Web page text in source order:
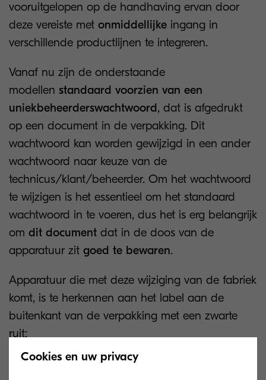
vooruitgelopen op de handhaving ervan door
deze vereiste met onmiddellijke ingang in
verschillende productlijnen te integreren.
Vanaf nu zijn de onderstaande
modellen standaard voorzien van een
uniekbeheerderswachtwoord, dat is afgedrukt
op een document in de verpakking. Dit
wachtwoord kan worden gewijzigd in een ander
wachtwoord naar keuze van de
technicus/klant/beheerder. Om het wachtwoord
te wijzigen is het essentieel om het standaard
wachtwoord in te voeren, dus het is erg belangrijk
om dit document dat in de doos van de
apparatuur zit goed te bewaren.
Apparatuur die met deze wijziging van de fabriek
komt, is te herkennen aan het label aan de
buitenkant van de verpakking met een zwarte
ruit:
Cookies en uw privacy